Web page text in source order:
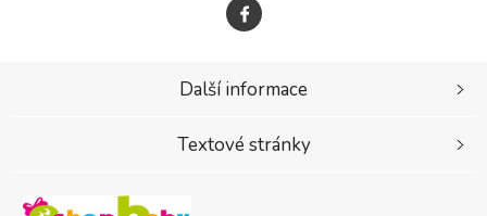
Další informace
Textové stránky